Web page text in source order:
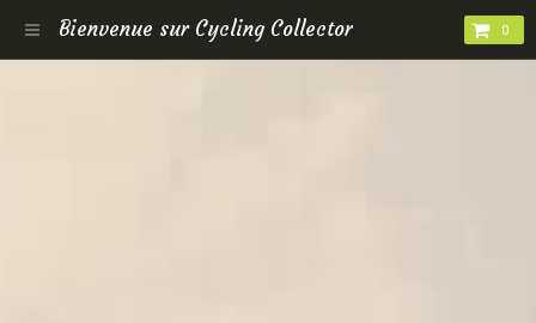
Bienvenue sur Cycling Collector 0